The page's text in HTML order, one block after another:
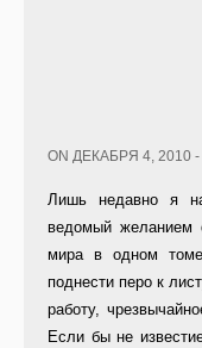
ON ДЕКАБРЯ 4, 2010 -
Лишь недавно я
ведомый желанием
мира в одном
поднести перо к
работу,
Если бы не